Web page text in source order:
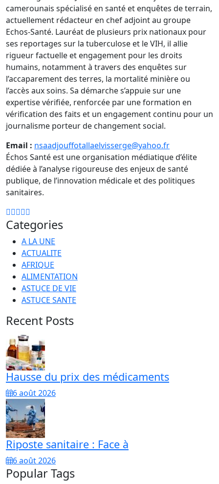
camerounais spécialisé en santé et enquêtes de terrain,
actuellement rédacteur en chef adjoint au groupe
Echos-Santé. Lauréat de plusieurs prix nationaux pour
ses reportages sur la tuberculose et le VIH, il allie
rigueur factuelle et engagement pour les droits
humains, notamment à travers des enquêtes sur
l’accaparement des terres, la mortalité minière ou
l’accès aux soins. Sa démarche s’appuie sur une
expertise vérifiée, renforcée par une formation en
vérification des faits et un engagement continu pour un
journalisme porteur de changement social.
Email : nsaadjouffotallaelvisserge@yahoo.fr
Échos Santé est une organisation médiatique d’élite
dédiée à l’analyse rigoureuse des enjeux de santé
publique, de l’innovation médicale et des politiques
sanitaires.
Categories
A LA UNE
ACTUALITE
AFRIQUE
ALIMENTATION
ASTUCE DE VIE
ASTUCE SANTE
Recent Posts
Hausse du prix des médicaments
6 août 2026
Riposte sanitaire : Face à
6 août 2026
Popular Tags